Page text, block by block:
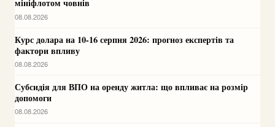
мініфлотом човнів
08.08.2026
Курс долара на 10-16 серпня 2026: прогноз експертів та
фактори впливу
08.08.2026
Субсидія для ВПО на оренду житла: що впливає на розмір
допомоги
08.08.2026